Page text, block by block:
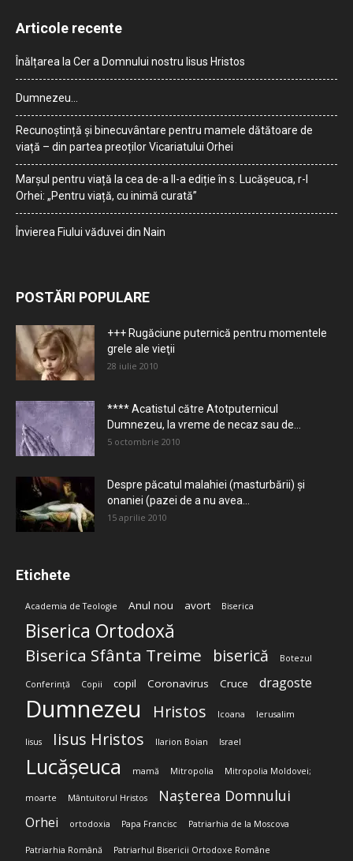
Articole recente
Înălțarea la Cer a Domnului nostru Iisus Hristos
Dumnezeu…
Recunoștință și binecuvântare pentru mamele dătătoare de
viață – din partea preoților Vicariatului Orhei
Marșul pentru viață la cea de-a II-a ediție în s. Lucășeuca, r-l
Orhei: „Pentru viață, cu inimă curată”
Învierea Fiului văduvei din Nain
POSTĂRI POPULARE
+++ Rugăciune puternică pentru momentele
grele ale vieţii
28 iulie 2010
**** Acatistul către Atotputernicul
Dumnezeu, la vreme de necaz sau de...
5 octombrie 2010
Despre păcatul malahiei (masturbării) şi
onaniei (pazei de a nu avea...
15 aprilie 2010
Etichete
Academia de Teologie Anul nou avort Biserica
Biserica Ortodoxă
Biserica Sfânta Treime biserică Botezul
Conferință Copii copil Coronavirus Cruce dragoste
Dumnezeu Hristos Icoana Ierusalim
Iisus Iisus Hristos Ilarion Boian Israel
Lucășeuca mamă Mitropolia Mitropolia Moldovei;
moarte Mântuitorul Hristos Nașterea Domnului
Orhei ortodoxia Papa Francisc Patriarhia de la Moscova
Patriarhia Română Patriarhul Bisericii Ortodoxe Române